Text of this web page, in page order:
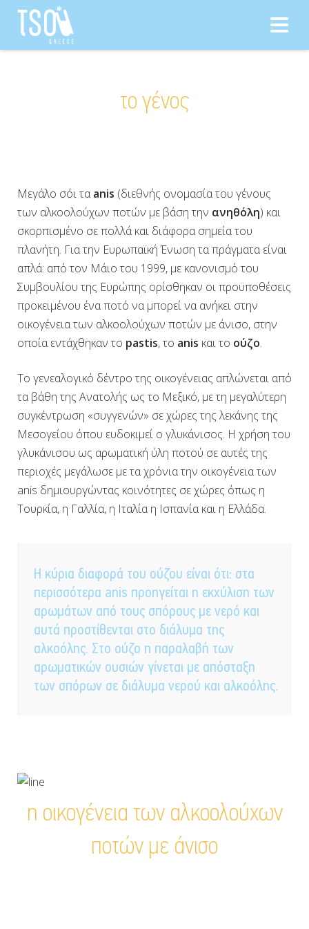
Αναζήτηση για:
το γένος
Μεγάλο σόι ταanis (διεθνής ονομασία του γένους
των αλκοολούχων ποτών με βάση την ανηθόλη) και
σκορπισμένο σε πολλά και διάφορα σημεία του
πλανήτη. Για την Ευρωπαϊκή Ένωση τα πράγματα είναι
απλά: από τον Μάιο του 1999, με κανονισμό του
Συμβουλίου της Ευρώπης ορίσθηκαν οι προϋποθέσεις
προκειμένου ένα ποτό να μπορεί να ανήκει στην
οικογένεια των αλκοολούχων ποτών με άνισο, στην
οποία εντάχθηκαν το pastis, το anis και το ούζο.
Το γενεαλογικό δέντρο της οικογένειας απλώνεται από
τα βάθη της Ανατολής ως το Μεξικό, με τη μεγαλύτερη
συγκέντρωση «συγγενών» σε χώρες της λεκάνης της
Μεσογείου όπου ευδοκιμεί ο γλυκάνισος. Η χρήση του
γλυκάνισου ως αρωματική ύλη ποτού σε αυτές της
περιοχές μεγάλωσε με τα χρόνια την οικογένεια των
anis δημιουργώντας κοινότητες σε χώρες όπως η
Τουρκία, η Γαλλία, η Ιταλία η Ισπανία και η Ελλάδα.
Η κύρια διαφορά του ούζου είναι ότι: στα
περισσότερα anis προηγείται η εκχύλιση των
αρωμάτων από τους σπόρους με νερό και
αυτά προστίθενται στο διάλυμα της
αλκοόλης. Στο ούζο η παραλαβή των
αρωματικών ουσιών γίνεται με απόσταξη
των σπόρων σε διάλυμα νερού και αλκοόλης.
η οικογένεια των αλκοολούχων
ποτών με άνισο